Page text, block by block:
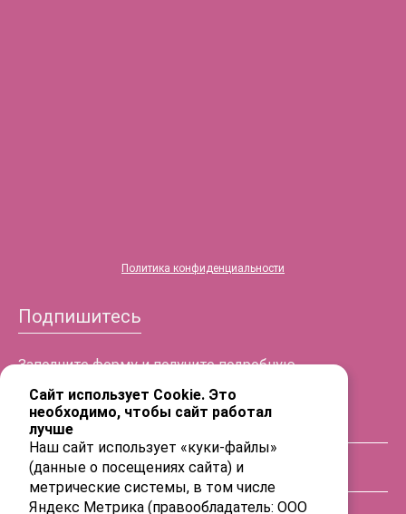
Политика конфиденциальности
Подпишитесь
Заполните форму и получите подробную
информацию!
ФИО
Телефон
Сайт использует Cookie. Это
необходимо, чтобы сайт работал
лучше
Наш сайт использует «куки-файлы»
(данные о посещениях сайта) и
метрические системы, в том числе
Яндекс Метрика (правообладатель: ООО